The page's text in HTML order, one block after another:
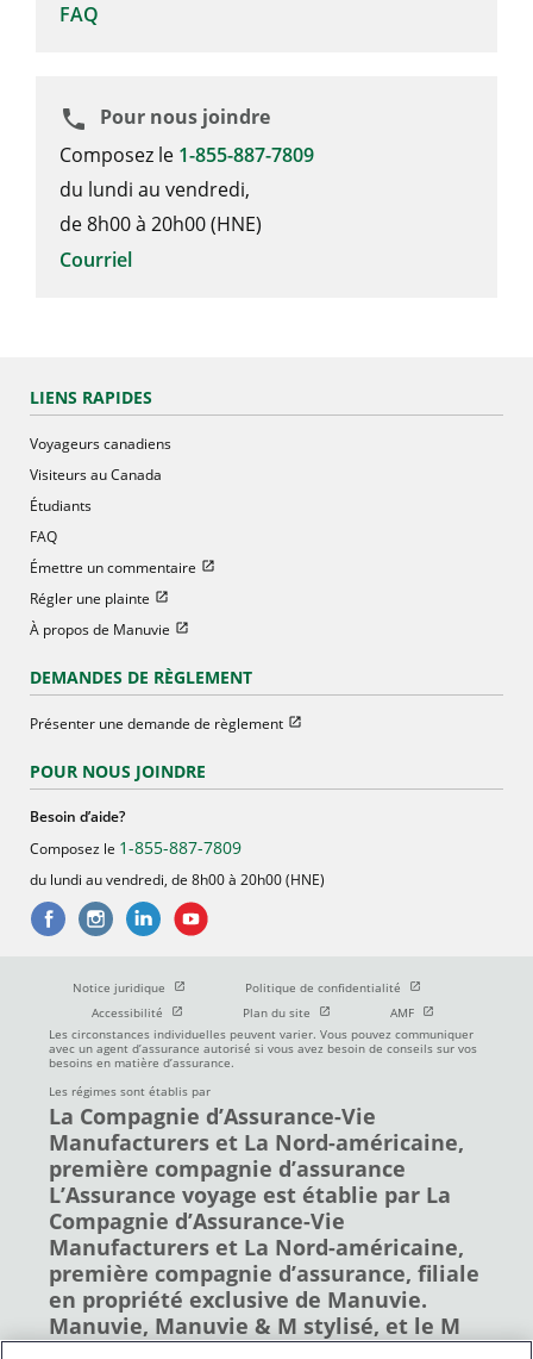
FAQ
phone
Pour nous joindre
Composez le 1-855-887-7809
du lundi au vendredi,
de 8h00 à 20h00 (HNE)
Courriel
LIENS RAPIDES
Voyageurs canadiens
Visiteurs au Canada
Étudiants
FAQ
Émettre un commentaire Ouvrir dans une nouvelle fenetre
Régler une plainte Ouvrir dans une nouvelle fenetre
À propos de Manuvie Ouvrir dans une nouvelle fenetre
DEMANDES DE RÈGLEMENT
Présenter une demande de règlement Ouvrir dans une nouvelle fenetre
POUR NOUS JOINDRE
Besoin d’aide?
Composez le 1-855-887-7809
du lundi au vendredi, de 8h00 à 20h00 (HNE)
Notice juridique Ouvrir dans une nouvelle fenetre
Politique de confidentialité
Ouvrir dans une
Accessibilité
Ouvrir dans une nouvelle fenetre
Plan du site Ouvrir dans une nouvelle fenetre
AMF Ouvrir dans une
Les circonstances individuelles peuvent varier. Vous pouvez communiquer
avec un agent d’assurance autorisé si vous avez besoin de conseils sur vos
besoins en matière d’assurance.
Les régimes sont établis par
La Compagnie d’Assurance-Vie
Manufacturers et La Nord-américaine,
première compagnie d’assurance
L’Assurance voyage est établie par La
Compagnie d’Assurance-Vie
Manufacturers et La Nord-américaine,
première compagnie d’assurance, filiale
en propriété exclusive de Manuvie.
Manuvie, Manuvie & M stylisé, et le M
stylisé sont des marques de commerce